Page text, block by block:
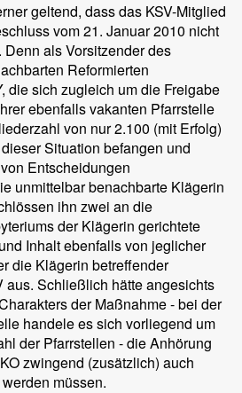
geltend, dass das KSV-Mitglied
vom 21. Januar 2010 nicht
als Vorsitzender des
Reformierten
die sich zugleich um die Freigabe
ebenfalls vakanten Pfarrstelle
von nur 2.100 (mit Erfolg)
Situation befangen und
Entscheidungen
unmittelbar benachbarte Klägerin
ihn zwei an die
der Klägerin gerichtete
Inhalt ebenfalls von jeglicher
die Klägerin betreffender
aus. Schließlich hätte angesichts
der Maßnahme - bei der
handele es sich vorliegend um
der Pfarrstellen - die Anhörung
zwingend (zusätzlich) auch
müssen.